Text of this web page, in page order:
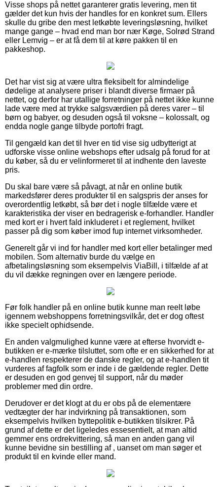
Visse shops på nettet garanterer gratis levering, men tit
gælder det kun hvis der handles for en konkret sum. Ellers
skulle du gribe den mest letkøbte leveringsløsning, hvilket
mange gange – hvad end man bor nær Køge, Solrød Strand
eller Lemvig – er at få dem til at køre pakken til en
pakkeshop.
Det har vist sig at være ultra fleksibelt for almindelige
dødelige at analysere priser i blandt diverse firmaer på
nettet, og derfor har utallige forretninger på nettet ikke kunne
lade være med at trykke salgsværdien på deres varer – til
børn og babyer, og desuden også til voksne – kolossalt, og
endda nogle gange tilbyde portofri fragt.
Til gengæld kan det til hver en tid vise sig udbytterigt at
udforske visse online webshops efter udsalg på forud for at
du køber, så du er velinformeret til at indhente den laveste
pris.
Du skal bare være så påvagt, at når en online butik
markedsfører deres produkter til en salgspris der anses for
overordentlig letkøbt, så bør det i nogle tilfælde være et
karakteristika der viser en bedragerisk e-forhandler. Handler
med kort er i hvert fald inkluderet i et reglement, hvilket
passer på dig som køber imod fup internet virksomheder.
Generelt går vi ind for handler med kort eller betalinger med
mobilen. Som alternativ burde du vælge en
afbetalingsløsning som eksempelvis ViaBill, i tilfælde af at
du vil dække regningen over en længere periode.
Før folk handler på en online butik kunne man reelt løbe
igennem webshoppens forretningsvilkår, det er dog oftest
ikke specielt ophidsende.
En anden valgmulighed kunne være at efterse hvorvidt e-
butikken er e-mærke tilsluttet, som ofte er en sikkerhed for at
e-handlen respekterer de danske regler, og at e-handlen tit
vurderes af fagfolk som er inde i de gældende regler. Dette
er desuden en god genvej til support, når du møder
problemer med din ordre.
Derudover er det klogt at du er obs på de elementære
vedtægter der har indvirkning på transaktionen, som
eksempelvis hvilken byttepolitik e-butikken tilsikrer. På
grund af dette er det ligeledes essesentielt, at man altid
gemmer ens ordrekvittering, så man en anden gang vil
kunne bevidne sin bestilling af , uanset om man søger et
produkt til en kvinde eller mand.